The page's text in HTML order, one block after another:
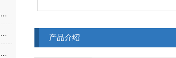
使用溶氧仪的时候需要注意什么？
本篇文章揭秘怎样提高池塘溶解氧！
溶氧仪的介绍（二）——溶解氧仪的应用领域
产品介绍